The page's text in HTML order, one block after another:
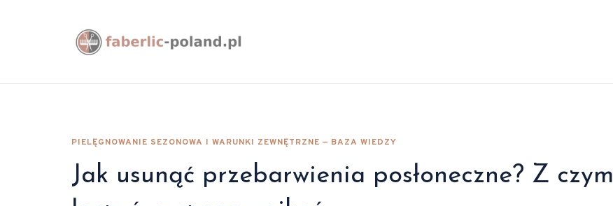
PIELĘGNOWANIE SEZONOWA I WARUNKI ZEWNĘTRZNE — BAZA WIEDZY
Jak usunąć przebarwienia posłoneczne? Z czym